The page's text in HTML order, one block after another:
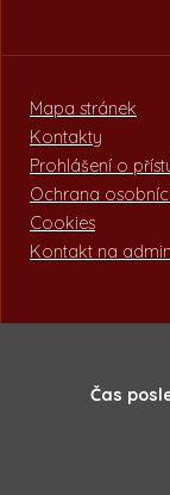
Mapa stránek
Kontakty
Prohlášení o
Ochrana
Cookies
Kontakt na
Čas